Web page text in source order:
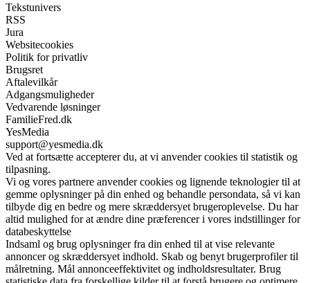
Tekstunivers
RSS
Jura
Websitecookies
Politik for privatliv
Brugsret
Aftalevilkår
Adgangsmuligheder
Vedvarende løsninger
FamilieFred.dk
YesMedia
support@yesmedia.dk
Ved at fortsætte accepterer du, at vi anvender cookies til statistik og
tilpasning.
Vi og vores partnere anvender cookies og lignende teknologier til at
gemme oplysninger på din enhed og behandle persondata, så vi kan
tilbyde dig en bedre og mere skræddersyet brugeroplevelse. Du har
altid mulighed for at ændre dine præferencer i vores indstillinger for
databeskyttelse
Indsaml og brug oplysninger fra din enhed til at vise relevante
annoncer og skræddersyet indhold. Skab og benyt brugerprofiler til
målretning. Mål annonceeffektivitet og indholdsresultater. Brug